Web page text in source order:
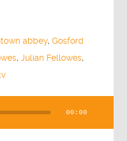
abbey,Gosford
,Julian Fellowes,
00:00